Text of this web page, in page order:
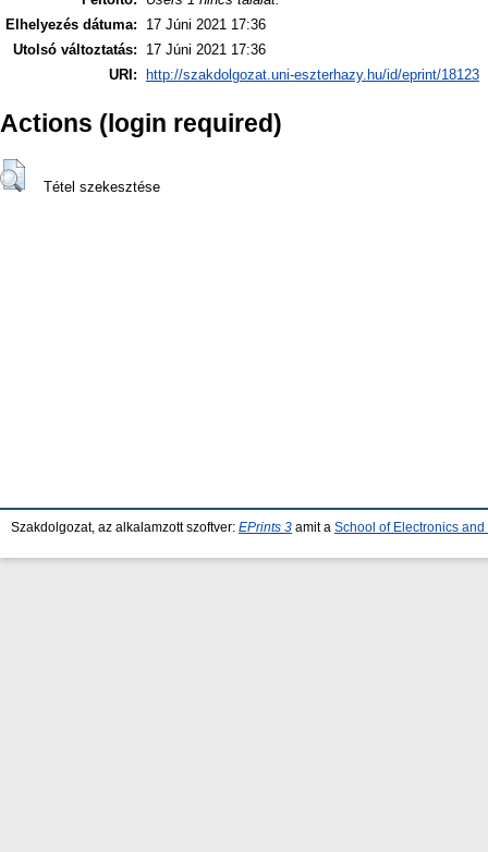
Elhelyezés dátuma:
17 Júni 2021 17:36
Utolsó változtatás:
17 Júni 2021 17:36
URI:
http://szakdolgozat.uni-eszterhazy.hu/id/eprint/18123
Actions (login required)
Tétel szekesztése
Szakdolgozat, az alkalamzott szoftver: EPrints 3 amit a School of Electronics